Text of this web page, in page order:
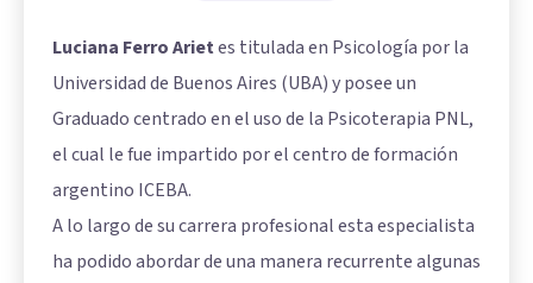
Luciana Ferro Arietes titulada en Psicología por la
Universidad de Buenos Aires (UBA) y posee un
Graduado centrado en el uso de la Psicoterapia PNL,
el cual le fue impartido por el centro de formación
argentino ICEBA.
A lo largo de su carrera profesional esta especialista
ha podido abordar de una manera recurrente algunas